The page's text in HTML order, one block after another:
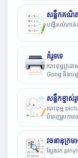
សន្លឹកគណិត
បង្កើតលំហាត់
គំរូទទេ
បោះពុម្ពក្រដ
Gong និងបន្
សន្លឹកខ្ទាស់
បោះពុម្ព
បំពេញរូបភាព
វចនានុក្រម
ស្វែងរក